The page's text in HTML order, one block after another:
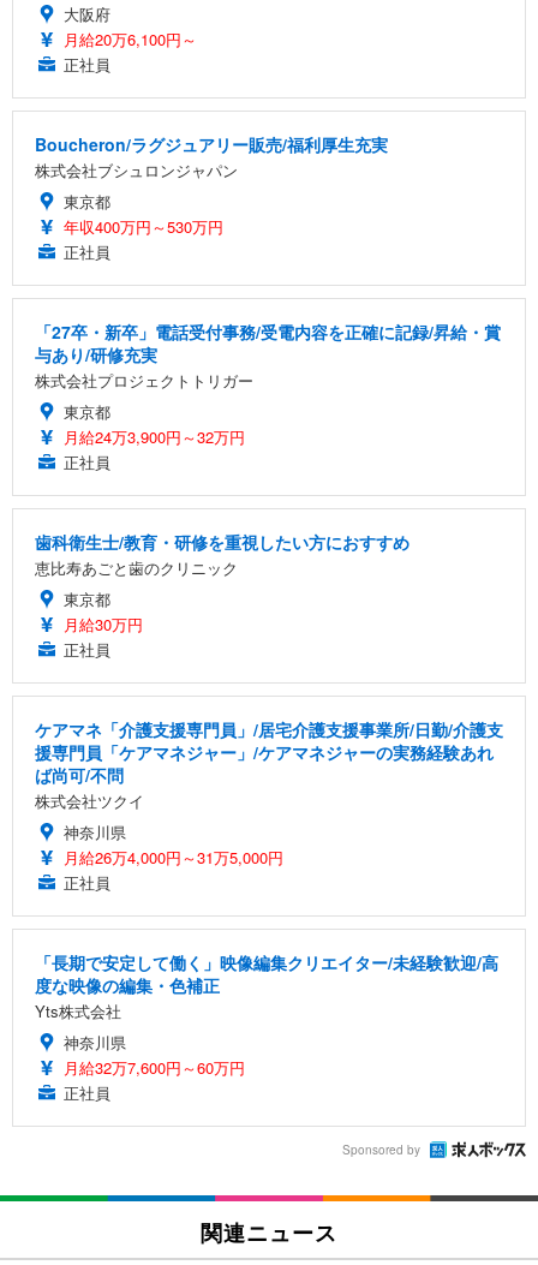
大阪府
月給20万6,100円～
正社員
Boucheron/ラグジュアリー販売/福利厚生充実
株式会社ブシュロンジャパン
東京都
年収400万円～530万円
正社員
「27卒・新卒」電話受付事務/受電内容を正確に記録/昇給・賞
与あり/研修充実
株式会社プロジェクトトリガー
東京都
月給24万3,900円～32万円
正社員
歯科衛生士/教育・研修を重視したい方におすすめ
恵比寿あごと歯のクリニック
東京都
月給30万円
正社員
ケアマネ「介護支援専門員」/居宅介護支援事業所/日勤/介護支
援専門員「ケアマネジャー」/ケアマネジャーの実務経験あれ
ば尚可/不問
株式会社ツクイ
神奈川県
月給26万4,000円～31万5,000円
正社員
「長期で安定して働く」映像編集クリエイター/未経験歓迎/高
度な映像の編集・色補正
Yts株式会社
神奈川県
月給32万7,600円～60万円
正社員
Sponsored by
関連ニュース